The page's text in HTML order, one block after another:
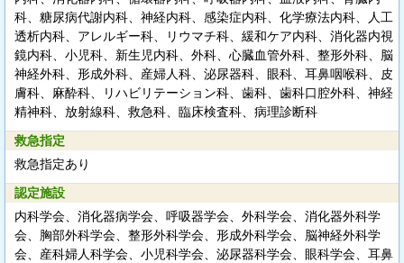
科、糖尿病代謝内科、神経内科、感染症内科、化学療法内科、人工
透析内科、アレルギー科、リウマチ科、緩和ケア内科、消化器内視
鏡内科、小児科、新生児内科、外科、心臓血管外科、整形外科、脳
神経外科、形成外科、産婦人科、泌尿器科、眼科、耳鼻咽喉科、皮
膚科、麻酔科、リハビリテーション科、歯科、歯科口腔外科、神経
精神科、放射線科、救急科、臨床検査科、病理診断科
救急指定
救急指定あり
認定施設
内科学会、消化器病学会、呼吸器学会、外科学会、消化器外科学
会、胸部外科学会、整形外科学会、形成外科学会、脳神経外科学
会、産科婦人科学会、小児科学会、泌尿器科学会、眼科学会、耳鼻